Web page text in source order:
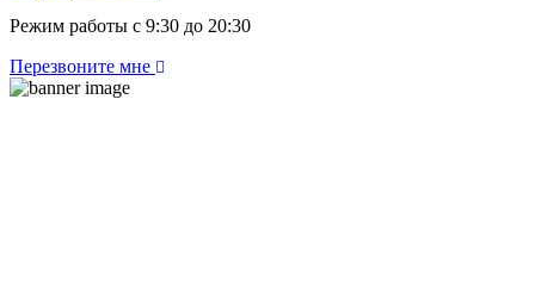
Режим работы с 9:30 до 20:30
Перезвоните мне